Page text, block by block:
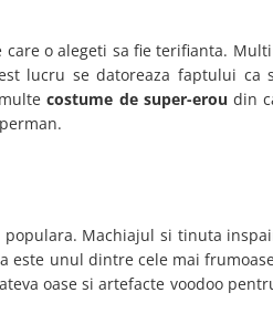
o alegeti sa fie terifianta.
lucru se datoreaza faptului
multecostume de super-erou din
Machiajul si tinuta
este unul dintre cele mai
oase si artefacte voodoo